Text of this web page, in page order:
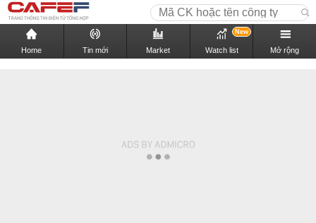
Home Tin mới Market Watch list
New
Mở rộng